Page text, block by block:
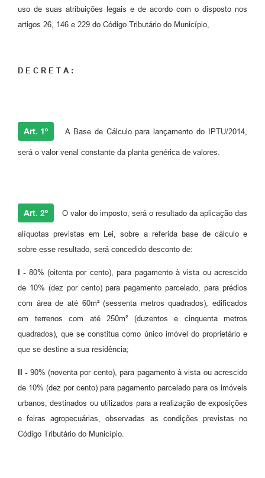
uso de suas atribuições legais e de acordo com o disposto nos
artigos 26, 146 e 229 do Código Tributário do Município,
D E C R E T A :
Art. 1º A Base de Cálculo para lançamento do IPTU/2014,
será o valor venal constante da planta genérica de valores.
Art. 2º O valor do imposto, será o resultado da aplicação das
alíquotas previstas em Lei, sobre a referida base de cálculo e
sobre esse resultado, será concedido desconto de:
I - 80% (oitenta por cento), para pagamento à vista ou acrescido
de 10% (dez por cento) para pagamento parcelado, para prédios
com área de até 60m² (sessenta metros quadrados), edificados
em terrenos com até 250m² (duzentos e cinquenta metros
quadrados), que se constitua como único imóvel do proprietário e
que se destine a sua residência;
II -90% (noventa por cento), para pagamento à vista ou acrescido
de 10% (dez por cento) para pagamento parcelado para os imóveis
urbanos, destinados ou utilizados para a realização de exposições
e feiras agropecuárias, observadas as condições previstas no
Código Tributário do Município.